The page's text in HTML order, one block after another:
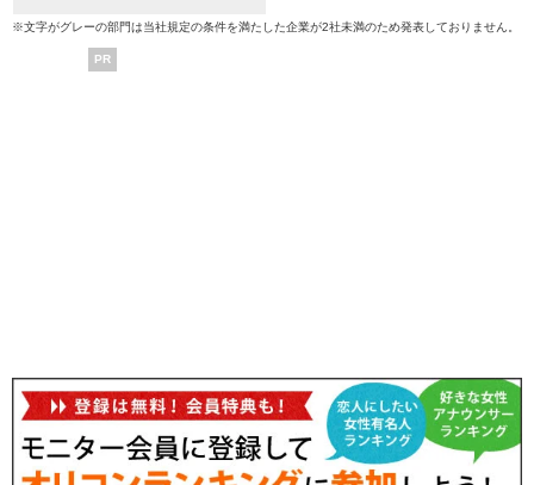
※文字がグレーの部門は当社規定の条件を満たした企業が2社未満のため発表しておりません。
PR